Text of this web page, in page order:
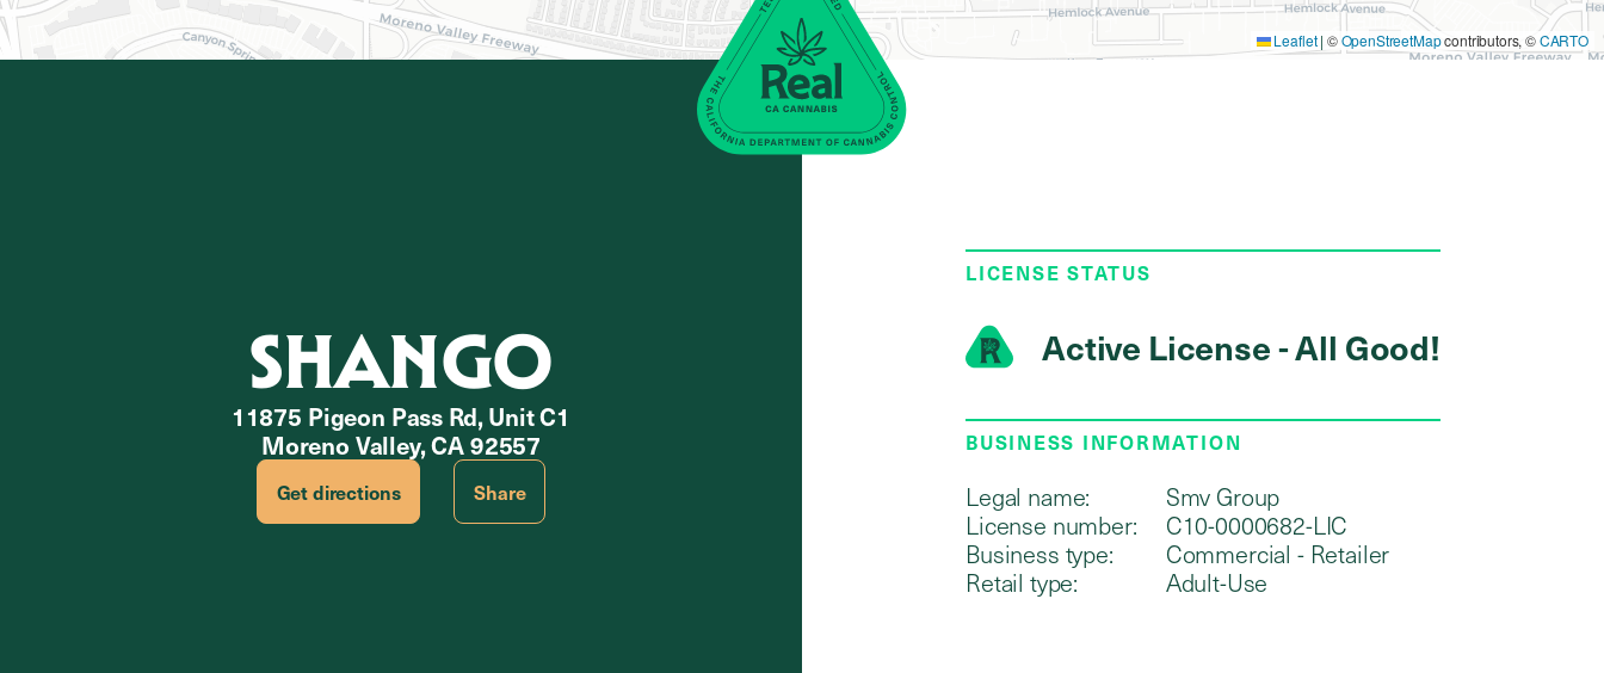
Leaflet | ©OpenStreetMapcontributors, ©CARTO
SHANGO
11875 Pigeon Pass Rd, Unit C1
Moreno Valley, CA 92557
Get directions Share
LICENSE STATUS
Active License - All Good!
BUSINESS INFORMATION
Legal name:
Smv Group
License number:
C10-0000682-LIC
Business type:
Commercial - Retailer
Retail type:
Adult-Use